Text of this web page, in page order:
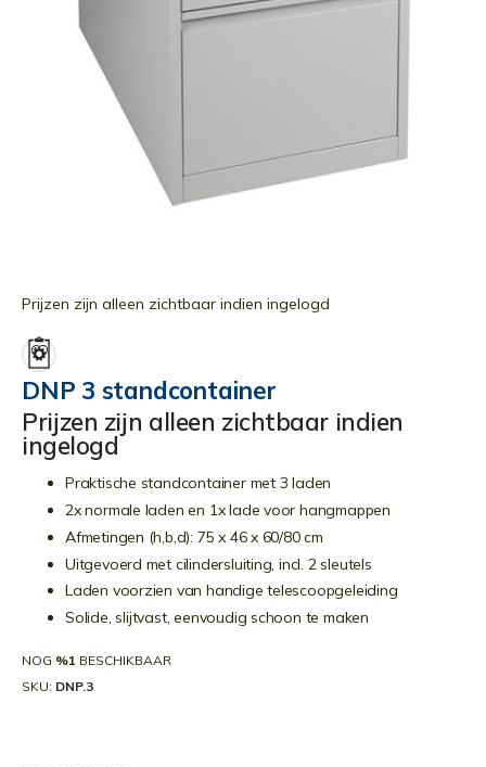
naar
begin
van
de
afbeeldingen-
gallerij
DNP 3 standcontainer
Prijzen zijn alleen zichtbaar indien
ingelogd
Praktische standcontainer met 3 laden
2x normale laden en 1x lade voor hangmappen
Afmetingen (h,b,d): 75 x 46 x 60/80 cm
Uitgevoerd met cilindersluiting, incl. 2 sleutels
Laden voorzien van handige telescoopgeleiding
Solide, slijtvast, eenvoudig schoon te maken
NOG %1 BESCHIKBAAR
SKU DNP.3
Prijzen zijn alleen zichtbaar indien ingelogd